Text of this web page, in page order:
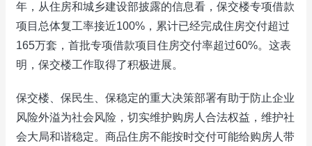
年，从住房和城乡建设部披露的信息看，保交楼专项借款
项目总体复工率接近100%，累计已经完成住房交付超过
165万套，首批专项借款项目住房交付率超过60%。这表
明，保交楼工作取得了积极进展。
保交楼、保民生、保稳定的重大决策部署有助于防止企业
风险外溢为社会风险，切实维护购房人合法权益，维护社
会大局和谐稳定。商品住房不能按时交付可能给购房人带